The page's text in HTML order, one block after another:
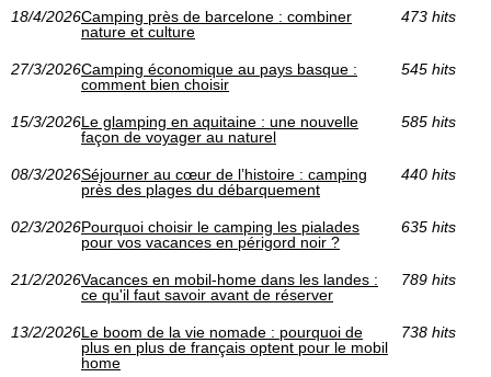
18/4/2026Camping près de barcelone : combiner
nature et culture
473 hits
27/3/2026Camping économique au pays basque :
comment bien choisir
545 hits
15/3/2026Le glamping en aquitaine : une nouvelle
façon de voyager au naturel
585 hits
08/3/2026Séjourner au cœur de l’histoire : camping
près des plages du débarquement
440 hits
02/3/2026Pourquoi choisir le camping les pialades
pour vos vacances en périgord noir ?
635 hits
21/2/2026Vacances en mobil-home dans les landes :
ce qu'il faut savoir avant de réserver
789 hits
13/2/2026Le boom de la vie nomade : pourquoi de
plus en plus de français optent pour le mobil
home
738 hits